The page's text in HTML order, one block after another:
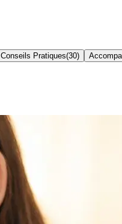
Conseils Pratiques(30)